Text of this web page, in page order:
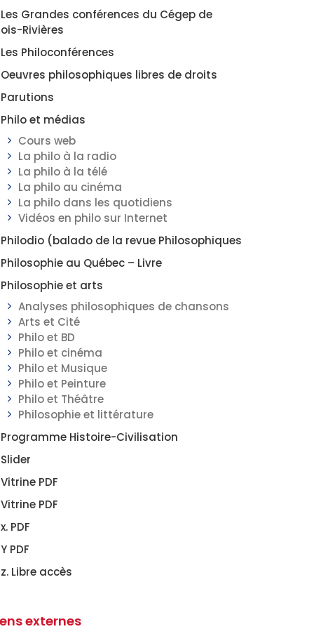
Les Grandes conférences du Cégep de
Rivières
Les Philoconférences
Oeuvres philosophiques libres de droits
Parutions
Philo et médias
Cours web
La philo à la radio
La philo à la télé
La philo au cinéma
La philo dans les quotidiens
Vidéos en philo sur Internet
Philodio (balado de la revue Philosophiques
Philosophie au Québec – Livre
Philosophie et arts
Analyses philosophiques de chansons
Arts et Cité
Philo et BD
Philo et cinéma
Philo et Musique
Philo et Peinture
Philo et Théâtre
Philosophie et littérature
Programme Histoire-Civilisation
Slider
Vitrine PDF
Vitrine PDF
x. PDF
Y PDF
z. Libre accès
externes